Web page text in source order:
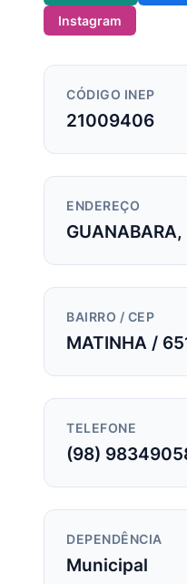
Instagram
CÓDIGO INEP
21009406
ENDEREÇO
GUANABARA,
BAIRRO / CEP
MATINHA /
TELEFONE
(98)
DEPENDÊNCIA
Municipal